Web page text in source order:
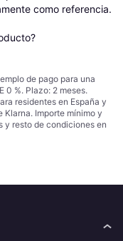
como referencia.
de pago para una
0 %. Plazo: 2 meses.
residentes en España y
Klarna. Importe mínimo y
y resto de condiciones en